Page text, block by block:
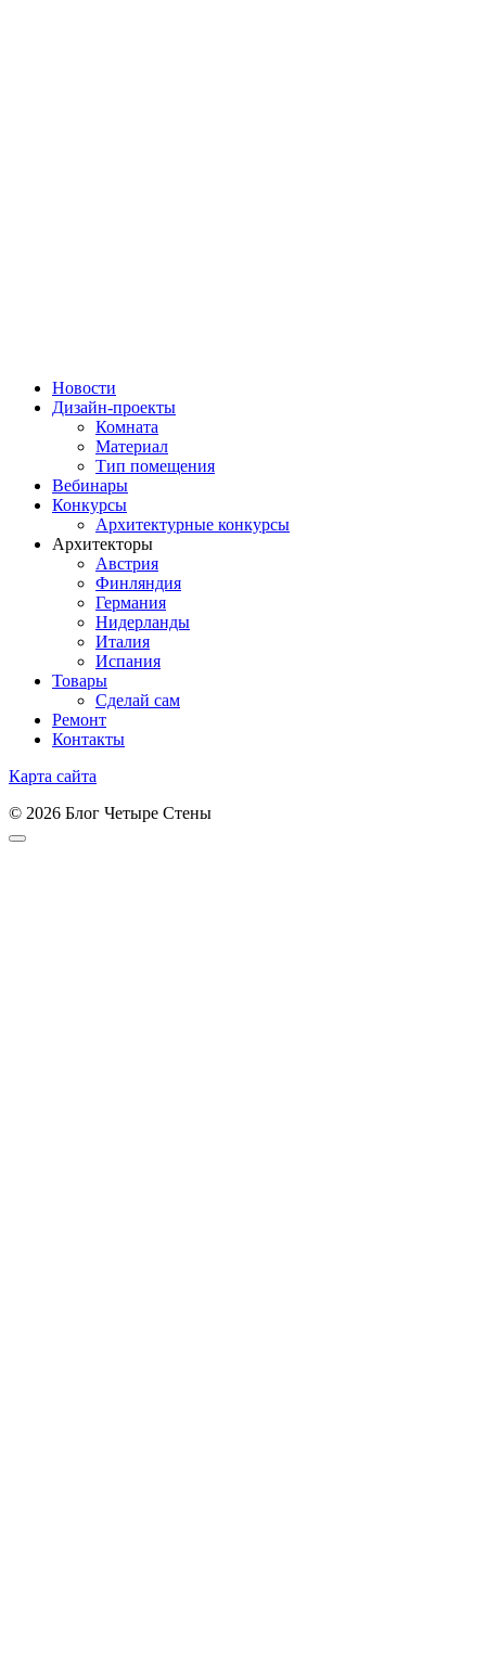
Новости
Дизайн-проекты
Комната
Материал
Тип помещения
Вебинары
Конкурсы
Архитектурные конкурсы
Архитекторы
Австрия
Финляндия
Германия
Нидерланды
Италия
Испания
Товары
Сделай сам
Ремонт
Контакты
Карта сайта
© 2026 Блог Четыре Стены